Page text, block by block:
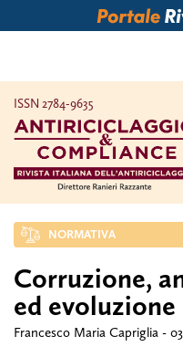
ISSN 2784-9635
NORMATIVA
Corruzione,
ed
Francesco Maria Capriglia -